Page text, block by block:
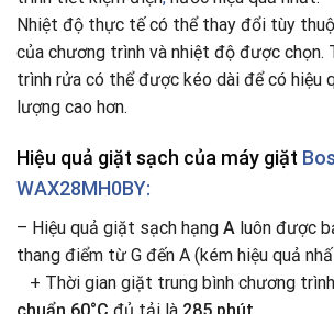
Nhiệt độ thực tế có thể thay đổi tùy
của chương trình và nhiệt độ được chọn.
trình rửa có thể được kéo dài để có hiệu
lượng cao hơn.
Hiệu quả giặt sạch của máy giặt
WAX28MH0BY:
– Hiệu quả giặt sạch hạng A luôn được
thang điểm từ G đến A (kém hiệu quả
+ Thời gian giặt trung bình chương trình